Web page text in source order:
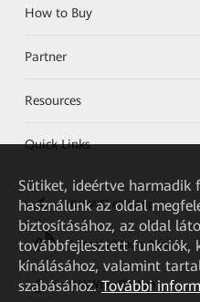
How to Buy
Partner
Resources
Quick Links
HUAWEI eKit App
Huawei HiKnow App
HUAWEI eFly App
Sütiket, ideértve harmadik
használunk az oldal
biztosításához, az oldal
továbbfejlesztett funkciók,
kínálásához, valamint
szabásához. További